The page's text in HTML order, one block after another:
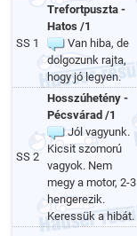
SS 1
Trefortpuszta -
Hatos /1
Van hiba, de
dolgozunk rajta,
hogy jó legyen.
SS 2
Hosszúhetény -
Pécsvárad /1
Jól vagyunk.
Kicsit szomorú
vagyok. Nem
megy a motor, 2-3
hengerezik.
Keressük a hibát.